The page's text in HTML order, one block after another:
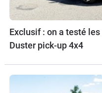
Exclusif : on a testé
Duster pick-up 4x4